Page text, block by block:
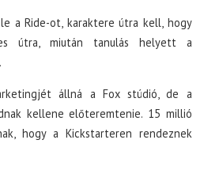
a Ride-ot, karaktere útra kell, hogy
útra, miután tanulás helyett a
állná a Fox stúdió, de a
kellene előteremtenie. 15 millió
hogy a Kickstarteren rendeznek